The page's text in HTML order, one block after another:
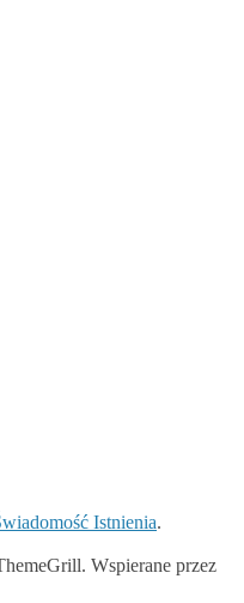
Istnienia.
Wspierane przez